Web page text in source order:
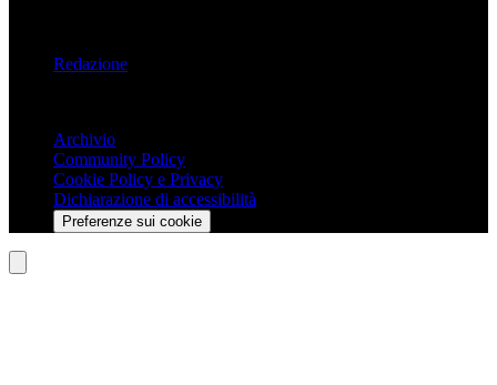
Redazione
Archivio
Community Policy
Cookie Policy e Privacy
Dichiarazione di accessibilità
Preferenze sui cookie